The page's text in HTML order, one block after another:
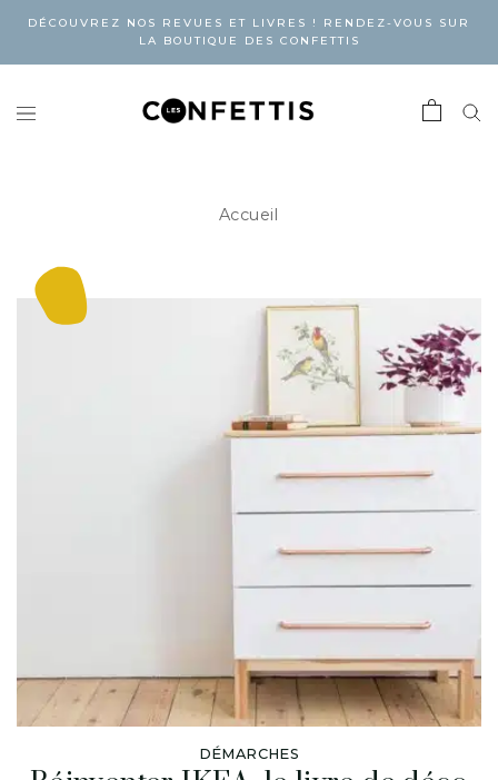
DÉCOUVREZ NOS REVUES ET LIVRES ! RENDEZ-VOUS SUR
LA BOUTIQUE DES CONFETTIS
Accueil
DÉMARCHES